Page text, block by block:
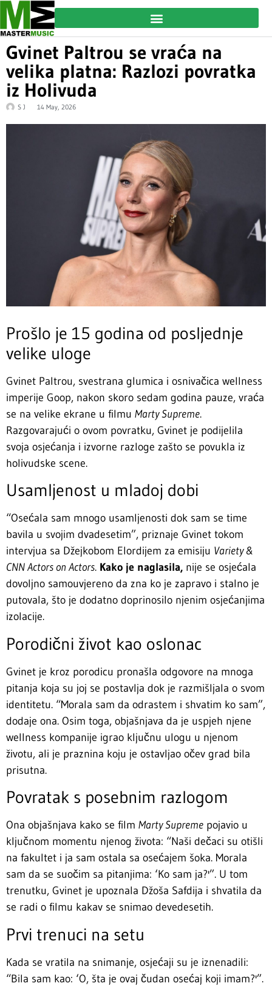
Gvinet Paltrou se vraća na
velika platna: Razlozi povratka
iz Holivuda
S J 14 May, 2026
Prošlo je 15 godina od posljednje
velike uloge
Gvinet Paltrou, svestrana glumica i osnivačica wellness
imperije Goop, nakon skoro sedam godina pauze, vraća
se na velike ekrane u filmu Marty Supreme.
Razgovarajući o ovom povratku, Gvinet je podijelila
svoja osjećanja i izvorne razloge zašto se povukla iz
holivudske scene.
Usamljenost u mladoj dobi
“Osećala sam mnogo usamljenosti dok sam se time
bavila u svojim dvadesetim”, priznaje Gvinet tokom
intervjua sa Džejkobom Elordijem za emisiju Variety &
CNN Actors on Actors. Kako je naglasila, nije se osjećala
dovoljno samouvjereno da zna ko je zapravo i stalno je
putovala, što je dodatno doprinosilo njenim osjećanjima
izolacije.
Porodični život kao oslonac
Gvinet je kroz porodicu pronašla odgovore na mnoga
pitanja koja su joj se postavlja dok je razmišljala o svom
identitetu. “Morala sam da odrastem i shvatim ko sam”,
dodaje ona. Osim toga, objašnjava da je uspjeh njene
wellness kompanije igrao ključnu ulogu u njenom
životu, ali je praznina koju je ostavljao očev grad bila
prisutna.
Povratak s posebnim razlogom
Ona objašnjava kako se film Marty Supreme pojavio u
ključnom momentu njenog života: “Naši dečaci su otišli
na fakultet i ja sam ostala sa osećajem šoka. Morala
sam da se suočim sa pitanjima: ‘Ko sam ja?'”. U tom
trenutku, Gvinet je upoznala Džoša Safdija i shvatila da
se radi o filmu kakav se snimao devedesetih.
Prvi trenuci na setu
Kada se vratila na snimanje, osjećaji su je iznenadili:
“Bila sam kao: ‘O, šta je ovaj čudan osećaj koji imam?'”.